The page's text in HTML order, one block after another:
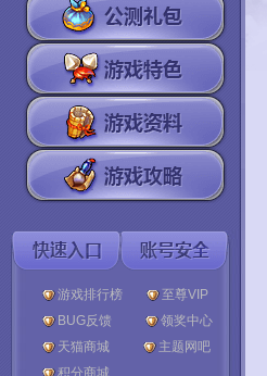
游戏排行榜
至尊VIP
BUG反馈
领奖中心
天猫商城
主题网吧
积分商城